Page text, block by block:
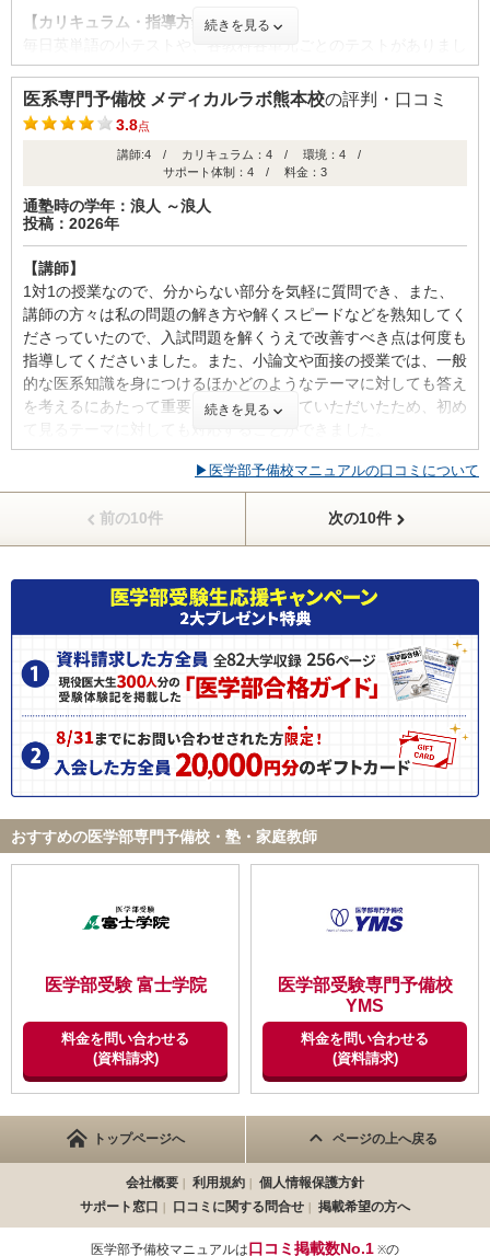
変わらず成績も伸びなかったと思います。個別指導で管理がしっ
成績を伸ばし続けられたと思っています。
ポートは良かった。自分は講師の方とのトラブルがあったときに
校舎長の方とも面談をしたことがあるのですが、なんでも受けと
すい講師にあたったら最高の予備校になると思う。
少し高いとは思いますがその分最高の環境であるのは間違いあり
ません。私は一浪目は一次試験全滅でこの環境でなければ今年の
合格はなかったと思います。なので、高額ではありますがそれに
見合うものは提供してくれるので満足している。
講師、担任、受付、チューターまで様々な方が自分に寄り添って
くださった点。それにより成績や勉強の計画に対する不安がなく
1年間過ごせるだけでなく、モチベーションのアップにも繋がり
一年通して高い集中力を保ったまま勉強できた点。
ID:3497
不適切な口コミを報告する
【カリキュラム・指導方針・授業内容】
た。 自分の気付いていなかった得意なところ、不得意なところ
が浮き彫りとなり、次に何を勉強するべきか方針が立てやすかっ
たです。 時間をおいてからテストを解くこともできたので、忘
れている分野の確認にも役に立ちました。
【校舎内外の環境について（自習室、交通の便、治安、立地な
ど） 】
駅が近いためアクセスが良く、ビルの下にはご飯やさんやコンビ
ニもあり便利でした。 校舎内は少し狭く、受験期間際になると
人が多くなり自習室が埋まってしまうことがありました。 清潔
面では特に問題は無かったように感じます。 医療関係の新聞記
事が壁にはってあったため、休憩時間中に読み自分はどんな医師
になりたいか見つめるきっかけになりました。
【サポート体制】
定期的に面談を行ってくださったため、学習面でも生活面でも相
て勉強することができました。
医学部専門予備校の中でも、費用の高い部類に位置するのではな
かなと考えていました。 本科を取らず単科で取るなどすれば、
多少は抑えられるのではないかと思います。
【良かった点（改善してほしい点） 】
参考書、問題集、赤本が充実していて、自主学習がよくはかどっ
た。 現役医学生のチューターが夕方以降は滞在していたため、
即時疑問を解消することができた。 過去の受験生が残したデー
タを基に、学科試験や面接試験を対策をすることができた。
ID:3495
不適切な口コミを報告する
続きを見る
医系専門予備校 メディカルラボ熊本校の評判・口コミ
3.8点
講師:4 / カリキュラム：4 / 環境：4 /
サポート体制：4 / 料金：3
通塾時の学年：浪人 ～浪人
投稿：2026年
【講師】
1対1の授業なので、分からない部分を気軽に質問でき、また、
講師の方々は私の問題の解き方や解くスピードなどを熟知してく
ださっていたので、入試問題を解くうえで改善すべき点は何度も
指導してくださいました。また、小論文や面接の授業では、一般
的な医系知識を身につけるほかどのようなテーマに対しても答え
を考えるにあたって重要な考え方も教えていただいたため、初め
【カリキュラム・指導方針・授業内容】
私は数学が得意で英語が苦手だったので、数学の授業を少し減ら
し、その分だけ英語の授業を増やしていただきました。しかし、
もし入校を考えている方で授業を取れば取るだけ成績が向上する
いうわけではなく、授業の内容を復習し、定着させなければ授業
を受ける意味を損なってしまいます。そのため、復習時間をでき
るだけ確保できる授業の取り方を意識するべきだと思います。
【校舎内外の環境について（自習室、交通の便、治安、立地な
ど） 】
校舎内は、静かで自習スペースもあるため、学習に集中できる環
境が整っています。また、面談室もあるため、先生へ気軽に悩み
を相談することもできます。 校舎付近の環境は、バス停や路面
電車の電停が近く、街の方に位置するため、アクセスが非常に良
く、付近にコンビニもあります。
【サポート体制】
パソコン(もしくはタブレット端末)や手元カメラを用いることに
より、対面で受ける時と変わらないクオリティで授業を受けるこ
ることになりますが、都度担任の方が計画通りに進んでいるのか
を確認してくださったり、悩みや受験において分からない点につ
いての相談を聞いてくださいました。そのため、自宅でも学習で
きるならば、登校せずとも登校する場合と同じ学習成果を得るこ
とができると思います。
【料金】
医学部専門予備校であり、1対1の個別指導であることや、医学
部受験に関する情報などその他手厚いサポートを受けることがで
きるという理由から、費用はホームページでも確認できますが高
額です。しかし、生徒本人にやる気があり、積極的な学習姿勢が
続きを見る
▶医学部予備校マニュアルの口コミについて
前の10件 次の10件
おすすめの医学部専門予備校・塾・家庭教師
医学部受験 富士学院
料金を問い合わせる
(資料請求)
医学部受験専門予備校
YMS
料金を問い合わせる
(資料請求)
トップページへ ページの上へ戻る
会社概要 利用規約
個人情報保護方針
サポート窓口
口コミに関する問合せ 掲載希望の方へ
医学部予備校マニュアルは口コミ掲載数No.1 ※の